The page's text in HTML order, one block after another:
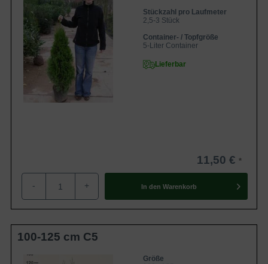
Stückzahl pro Laufmeter
2,5-3 Stück
Container- / Topfgröße
5-Liter Container
Lieferbar
11,50 €
- + In den Warenkorb
100-125 cm C5
Größe